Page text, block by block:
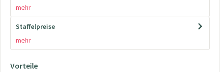
mehr
Staffelpreise
mehr
Vorteile